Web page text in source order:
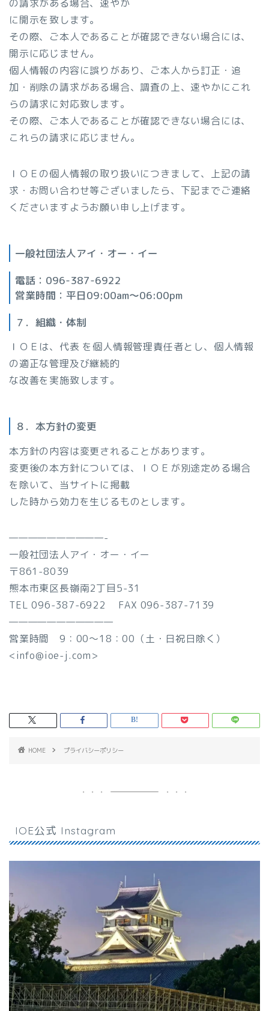
の請求がある場合、速やか
に開示を致します。
その際、ご本人であることが確認できない場合には、
開示に応じません。
個人情報の内容に誤りがあり、ご本人から訂正・追
加・削除の請求がある場合、調査の上、速やかにこれ
らの請求に対応致します。
その際、ご本人であることが確認できない場合には、
これらの請求に応じません。
ＩＯＥの個人情報の取り扱いにつきまして、上記の請
求・お問い合わせ等ございましたら、下記までご連絡
くださいますようお願い申し上げます。
一般社団法人アイ・オー・イー
電話：096-387-6922
営業時間：平日09:00am～06:00pm
７．組織・体制
ＩＯＥは、代表 を個人情報管理責任者とし、個人情報
の適正な管理及び継続的
な改善を実施致します。
８．本方針の変更
本方針の内容は変更されることがあります。
変更後の本方針については、ＩＯＥが別途定める場合
を除いて、当サイトに掲載
した時から効力を生じるものとします。
——————————-
一般社団法人アイ・オー・イー
〒861-8039
熊本市東区長嶺南2丁目5-31
TEL 096-387-6922 FAX 096-387-7139
———————————
営業時間 9：00～18：00（土・日祝日除く）
<info@ioe-j.com>
HOME プライバシーポリシー
IOE公式 Instagram